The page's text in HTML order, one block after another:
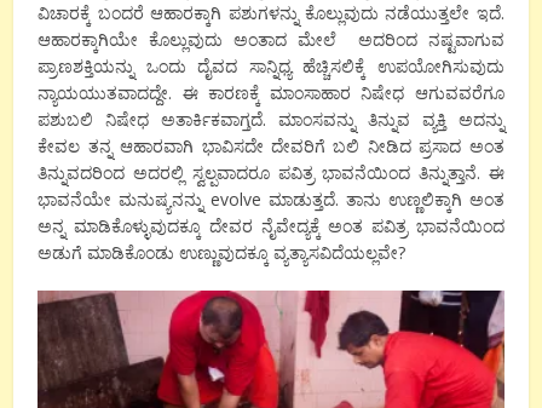
ವಿಚಾರಕ್ಕೆ ಬಂದರೆ ಆಹಾರಕ್ಕಾಗಿ ಪಶುಗಳನ್ನು ಕೊಲ್ಲುವುದು ನಡೆಯುತ್ತಲೇ ಇದೆ.
ಆಹಾರಕ್ಕಾಗಿಯೇ ಕೊಲ್ಲುವುದು ಅಂತಾದ ಮೇಲೆ ಅದರಿಂದ ನಷ್ಟವಾಗುವ
ಪ್ರಾಣಶಕ್ತಿಯನ್ನು ಒಂದು ದೈವದ ಸಾನ್ನಿಧ್ಯ ಹೆಚ್ಚಿಸಲಿಕ್ಕೆ ಉಪಯೋಗಿಸುವುದು
ನ್ಯಾಯಯುತವಾದದ್ದೇ. ಈ ಕಾರಣಕ್ಕೆ ಮಾಂಸಾಹಾರ ನಿಷೇಧ ಆಗುವವರೆಗೂ
ಪಶುಬಲಿ ನಿಷೇಧ ಅತಾರ್ಕಿಕವಾಗ್ತದೆ. ಮಾಂಸವನ್ನು ತಿನ್ನುವ ವ್ಯಕ್ತಿ ಅದನ್ನು
ಕೇವಲ ತನ್ನ ಆಹಾರವಾಗಿ ಭಾವಿಸದೇ ದೇವರಿಗೆ ಬಲಿ ನೀಡಿದ ಪ್ರಸಾದ ಅಂತ
ತಿನ್ನುವದರಿಂದ ಅದರಲ್ಲಿ ಸ್ವಲ್ಪವಾದರೂ ಪವಿತ್ರ ಭಾವನೆಯಿಂದ ತಿನ್ನುತ್ತಾನೆ. ಈ
ಭಾವನೆಯೇ ಮನುಷ್ಯನನ್ನು evolve ಮಾಡುತ್ತದೆ. ತಾನು ಉಣ್ಣಲಿಕ್ಕಾಗಿ ಅಂತ
ಅನ್ನ ಮಾಡಿಕೊಳ್ಳುವುದಕ್ಕೂ ದೇವರ ನೈವೇದ್ಯಕ್ಕೆ ಅಂತ ಪವಿತ್ರ ಭಾವನೆಯಿಂದ
ಅಡುಗೆ ಮಾಡಿಕೊಂಡು ಉಣ್ಣುವುದಕ್ಕೂ ವ್ಯತ್ಯಾಸವಿದೆಯಲ್ಲವೇ?